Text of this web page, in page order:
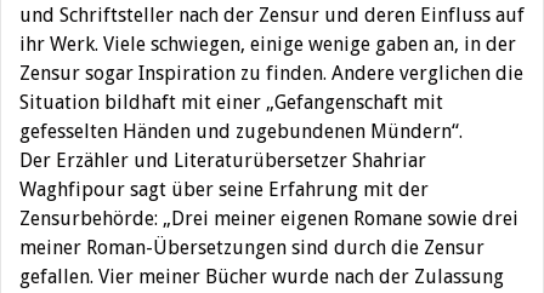
und Schriftsteller nach der Zensur und deren Einfluss auf
ihr Werk. Viele schwiegen, einige wenige gaben an, in der
Zensur sogar Inspiration zu finden. Andere verglichen die
Situation bildhaft mit einer „Gefangenschaft mit
gefesselten Händen und zugebundenen Mündern“.
Der Erzähler und Literaturübersetzer Shahriar
Waghfipour sagt über seine Erfahrung mit der
Zensurbehörde: „Drei meiner eigenen Romane sowie drei
meiner Roman-Übersetzungen sind durch die Zensur
gefallen. Vier meiner Bücher wurde nach der Zulassung